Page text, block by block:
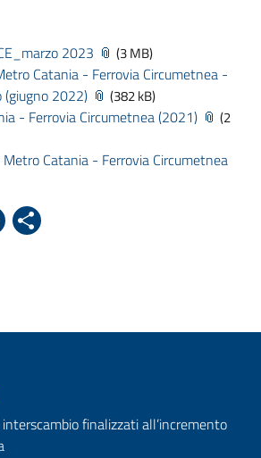
2023 (3 MB)
Catania - Ferrovia Circumetnea -
2022)
(382 kB)
- Ferrovia Circumetnea (2021)
(2
Catania - Ferrovia Circumetnea
LinkedIn
finalizzati all’incremento